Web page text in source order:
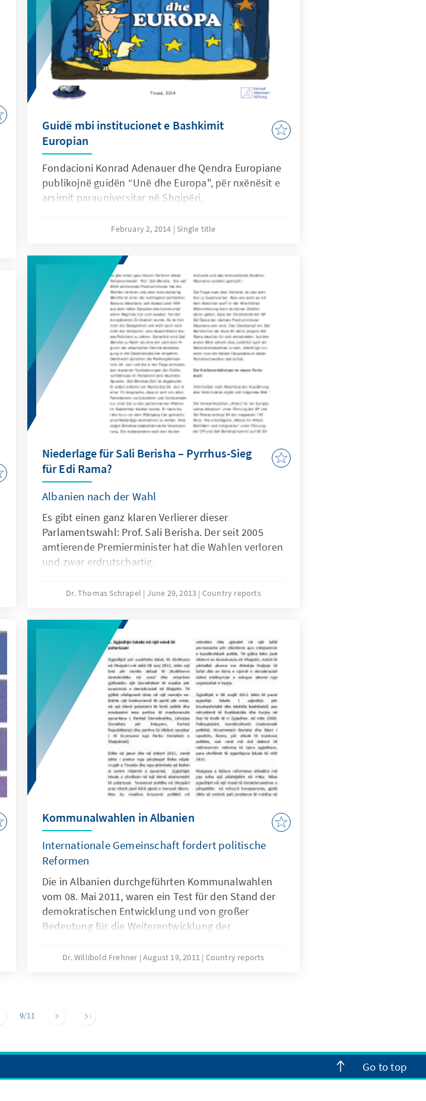
Guidë mbi institucionet e Bashkimit
Europian
Fondacioni Konrad Adenauer dhe Qendra Europiane
publikojnë guidën “Unë dhe Europa", për nxënësit e
arsimit parauniversitar në Shqipëri.
February 2, 2014 Single title
Niederlage für Sali Berisha – Pyrrhus-Sieg
für Edi Rama?
Albanien nach der Wahl
Es gibt einen ganz klaren Verlierer dieser
Parlamentswahl: Prof. Sali Berisha. Der seit 2005
amtierende Premierminister hat die Wahlen verloren
und zwar erdrutschartig.
Dr. Thomas Schrapel June 29, 2013 Country reports
Kommunalwahlen in Albanien
Internationale Gemeinschaft fordert politische
Reformen
Die in Albanien durchgeführten Kommunalwahlen
vom 08. Mai 2011, waren ein Test für den Stand der
demokratischen Entwicklung und von großer
Bedeutung für die Weiterentwicklung der
Dr. Willibold Frehner August 19, 2011 Country reports
9/11
Go to top